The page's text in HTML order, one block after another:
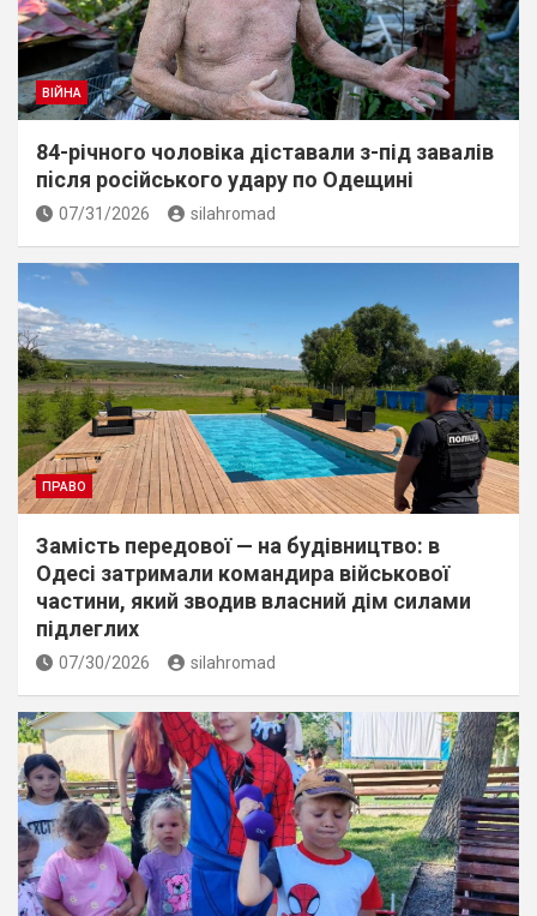
ВІЙНА
84-річного чоловіка діставали з-під завалів
пiсля росiйського удару по Одещині
07/31/2026 silahromad
ПРАВО
Замість передової — на будівництво: в
Одесі затримали командира військової
частини, який зводив власний дім силами
підлеглих
07/30/2026 silahromad